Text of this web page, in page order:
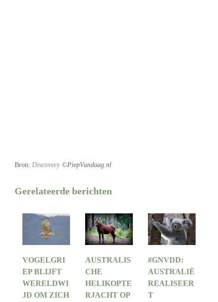
Bron: Discovery ©PiepVandaag.nl
Gerelateerde berichten
VOGELGRI
EP BLIJFT
WERELDWI
JD OM ZICH
AUSTRALIS
CHE
HELIKOPTE
RJACHT OP
#GNVDD:
AUSTRALIË
REALISEER
T